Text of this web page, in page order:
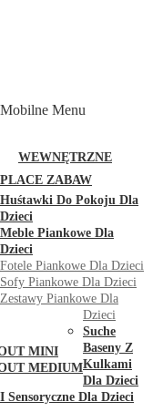
MINI
MEDIUM
Mobilne Menu
WEWNĘTRZNE
PLACE ZABAW
Huśtawki Do Pokoju Dla
Dzieci
Meble Piankowe Dla
Dzieci
Fotele Piankowe Dla Dzieci
Sofy Piankowe Dla Dzieci
Zestawy Piankowe Dla
Dzieci
Suche
Baseny Z
Kulkami
Dla Dzieci
Dla Dzieci